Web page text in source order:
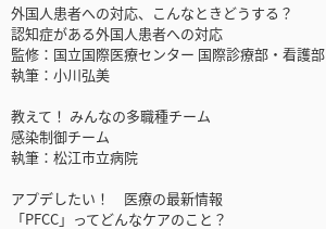
外国人患者への対応、こんなときどうする？
認知症がある外国人患者への対応
監修：国立国際医療センター 国際診療部・看護部
執筆：小川弘美
教えて！ みんなの多職種チーム
感染制御チーム
執筆：松江市立病院
アプデしたい！ 医療の最新情報
「PFCC」ってどんなケアのこと？